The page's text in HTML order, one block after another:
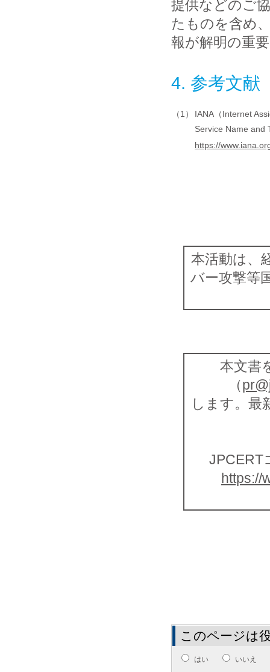
提供などのご
たものを含め
報が解明の重
4. 参考文献
（1）
IANA（Internet
Service Name and
https://
本活動は、
バー攻撃等
本文書
（
します。最
JPCERT
https://
このページは
はい いいえ